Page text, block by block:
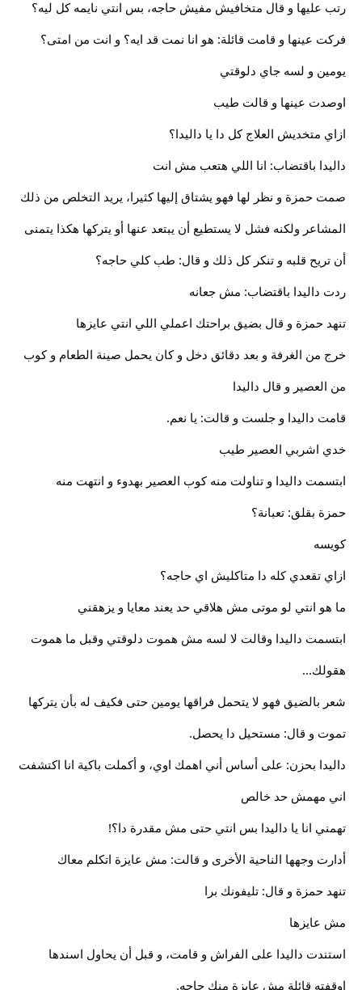
رتب عليها و قال متخافيش مفيش حاجه، بس انتي نايمه كل ليه؟
فركت عينها و قامت قائلة: هو انا نمت قد ايه؟ و انت من امتى؟
يومين و لسه جاي دلوقتي
اوصدت عينها و قالت طيب
ازاي متخديش العلاج كل دا يا داليدا؟
داليدا باقتضاب: انا اللي هتعب مش انت
صمت حمزة و نظر لها فهو يشتاق إليها كثيرا، يريد التخلص من ذلك
المشاعر ولكنه فشل لا يستطيع أن يبتعد عنها أو يتركها هكذا يتمنى
أن تريح قلبه و تنكر كل ذلك و قال: طب كلي حاجه؟
ردت داليدا باقتضاب: مش جعانه
تنهد حمزة و قال بضيق براحتك اعملي اللي انتي عايزها
خرج من الغرفة و بعد دقائق دخل و كان يحمل صينة الطعام و كوب
من العصير و قال داليدا
قامت داليدا و جلست و قالت: يا نعم.
خدي اشربي العصير طيب
ابتسمت داليدا و تناولت منه كوب العصير بهدوء و انتهت منه
حمزة بقلق: تعبانة؟
كويسه
ازاي تقعدي كله دا متاكليش اي حاجه؟
ما هو انتي لو موتى مش هلاقي حد يعند معايا و يزهقني
ابتسمت داليدا وقالت لا لسه مش هموت دلوقتي وقبل ما هموت
هقولك...
شعر بالضيق فهو لا يتحمل فراقها يومين حتى فكيف له بأن يتركها
تموت و قال: مستحيل دا يحصل.
داليدا بحزن: على أساس أني اهمك اوي، و أكملت باكية انا اكتشفت
اني مهمش حد خالص
تهمني انا يا داليدا بس انتي حتى مش مقدرة دا؟!
أدارت وجهها الناحية الأخرى و قالت: مش عايزة اتكلم معاك
تنهد حمزة و قال: تليفونك برا
مش عايزها
استندت داليدا على الفراش و قامت، و قبل أن يحاول اسندها
اوقفته قائلة مش عايزة منك حاجه.